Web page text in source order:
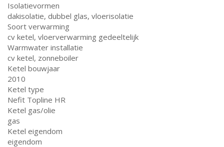
Isolatievormen
dakisolatie, dubbel glas, vloerisolatie
Soort verwarming
cv ketel, vloerverwarming gedeeltelijk
Warmwater installatie
cv ketel, zonneboiler
Ketel bouwjaar
2010
Ketel type
Nefit Topline HR
Ketel gas/olie
gas
Ketel eigendom
eigendom